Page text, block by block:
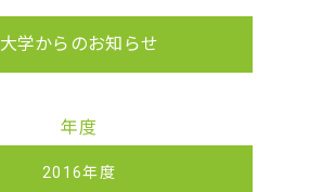
大学からのお知らせ
年度
2016年度